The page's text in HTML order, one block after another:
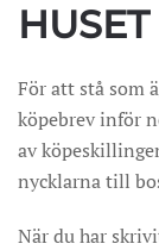
För att stå som
köpebrev inför
av
nycklarna till
När du har